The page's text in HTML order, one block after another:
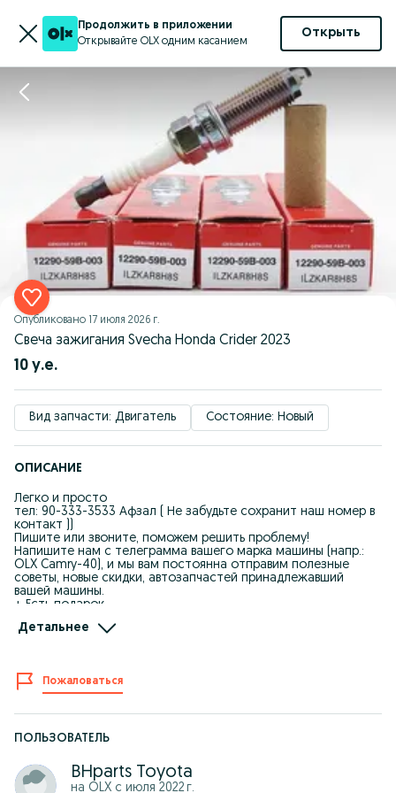
Продолжить в приложении
Открывайте OLX одним касанием
Открыть
Опубликовано 17 июля 2026 г.
Свеча зажигания Svecha Honda Crider 2023
10 у.е.
Вид запчасти: Двигатель Состояние: Новый
ОПИСАНИЕ
Легко и просто
тел: 90-333-3533 Афзал ( Не забудьте сохранит наш номер в
контакт ))
Пишите или звоните, поможем решить проблему!
Напишите нам с телеграмма вашего марка машины (напр.:
OLX Camry-40), и мы вам постоянна отправим полезные
советы, новые скидки, автозапчастей принадлежавший
вашей машины.
+ Есть подарок
остерегайтесь подделок, есть и копии запчастей.
испорченном виде в течение 7 дней)
ГАРАНТИЯ ЛУЧШЕЙ ЦЕНЫ: найдёте дешевле - вернем разницу
(должен быт такой же бренд, который купили от нас, с
дешёвыми временными брендами не сравниваем, сравнит
участвовать в этой акции обязательно сообщите нам,
О нас:
Детальнее
Пожаловаться
ПОЛЬЗОВАТЕЛЬ
BHparts Toyota
на OLX с июля 2022 г.